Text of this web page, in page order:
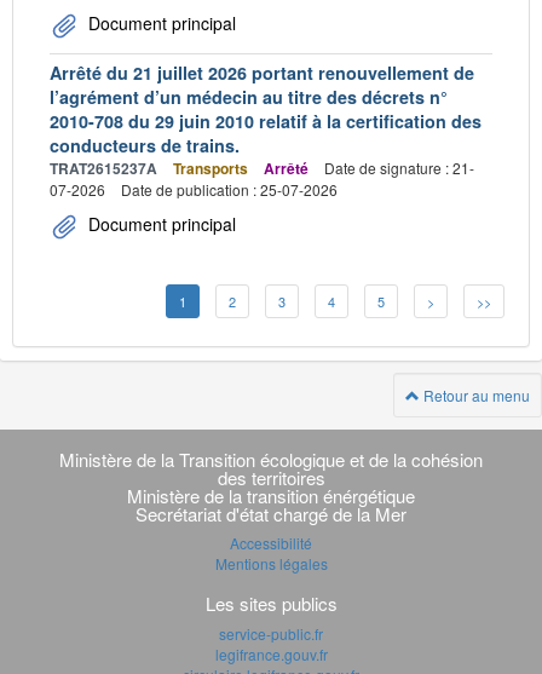
Document principal
Arrêté du 21 juillet 2026 portant renouvellement de
l’agrément d’un médecin au titre des décrets n°
2010-708 du 29 juin 2010 relatif à la certification des
conducteurs de trains.
TRAT2615237A Transports Arrêté
Date de signature : 21-
07-2026
Date de publication : 25-07-2026
Document principal
1 2 3 4 5 > >>
Retour au menu
Navigation
transverse
Ministère de la Transition écologique et de la cohésion
des territoires
Ministère de la transition énérgétique
Secrétariat d'état chargé de la Mer
Accessibilité
Mentions légales
Les sites publics
service-public.fr
legifrance.gouv.fr